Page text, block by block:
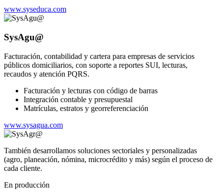
www.syseduca.com
SysAgu@
Facturación, contabilidad y cartera para empresas de servicios
públicos domiciliarios, con soporte a reportes SUI, lecturas,
recaudos y atención PQRS.
Facturación y lecturas con código de barras
Integración contable y presupuestal
Matrículas, estratos y georreferenciación
www.sysagua.com
También desarrollamos soluciones sectoriales y personalizadas
(agro, planeación, nómina, microcrédito y más) según el proceso de
cada cliente.
En producción